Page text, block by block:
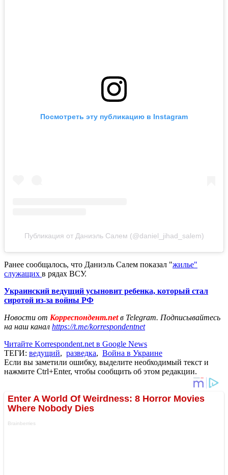
Посмотреть эту публикацию в Instagram
Публикация от Даниэль Салем (@daniel_jihad_salem)
Ранее сообщалось, что Даниэль Салем показал "жилье"
служащих в рядах ВСУ.
Украинский ведущий усыновит ребенка, который стал
сиротой из-за войны РФ
Новости от Корреспондент.netв Telegram. Подписывайтесь
на наш канал https://t.me/korrespondentnet
Читайте Korrespondent.net в Google News
ТЕГИ: ведущий, разведка, Война в Украине
Если вы заметили ошибку, выделите необходимый текст и
нажмите Ctrl+Enter, чтобы сообщить об этом редакции.